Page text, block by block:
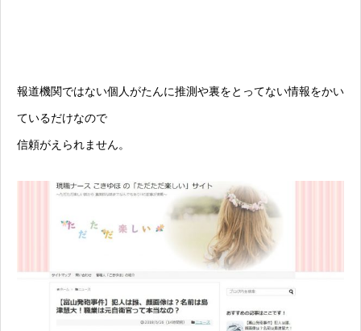
報道機関ではない個人がたんに推測や裏をとってない情報をかい
ているだけなので
信頼がえられません。